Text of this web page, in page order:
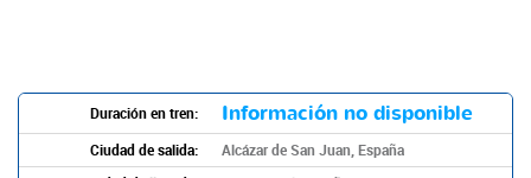
Duración en tren: Información no disponible
Ciudad de salida:
Alcázar de San Juan, España